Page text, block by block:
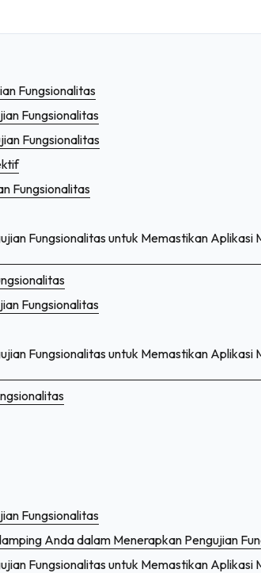
Multibahasa
Kesejahteraan Masyarakat
Fungsionalitas
Fungsionalitas
Fungsionalitas
Fungsionalitas
Fungsionalitas untuk Memastikan Aplikasi
Fungsionalitas
Fungsionalitas untuk Memastikan Aplikasi
Fungsionalitas
Anda dalam Menerapkan Pengujian
Fungsionalitas untuk Memastikan Aplikasi